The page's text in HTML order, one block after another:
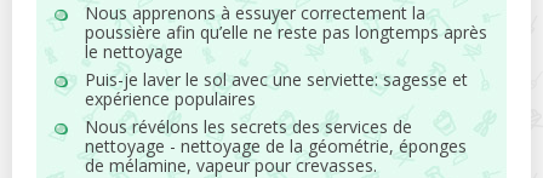
Nous apprenons à essuyer correctement la
poussière afin qu’elle ne reste pas longtemps après
le nettoyage
Puis-je laver le sol avec une serviette: sagesse et
expérience populaires
Nous révélons les secrets des services de
nettoyage - nettoyage de la géométrie, éponges
de mélamine, vapeur pour crevasses.